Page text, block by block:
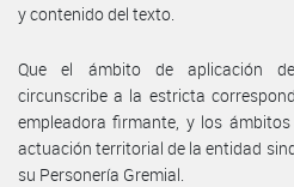
y contenido del texto.
Que el ámbito de aplicación
circunscribe a la estricta
empleadora firmante, y los
actuación territorial de la entidad
su Personería Gremial.